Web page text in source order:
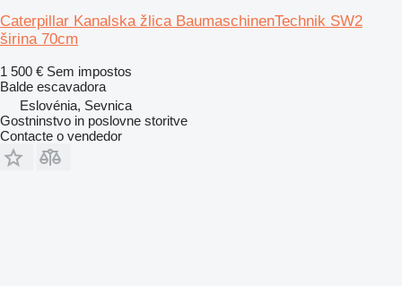
Caterpillar Kanalska žlica BaumaschinenTechnik SW2
širina 70cm
1 500 € Sem impostos
Balde escavadora
Eslovénia, Sevnica
Gostninstvo in poslovne storitve
Contacte o vendedor